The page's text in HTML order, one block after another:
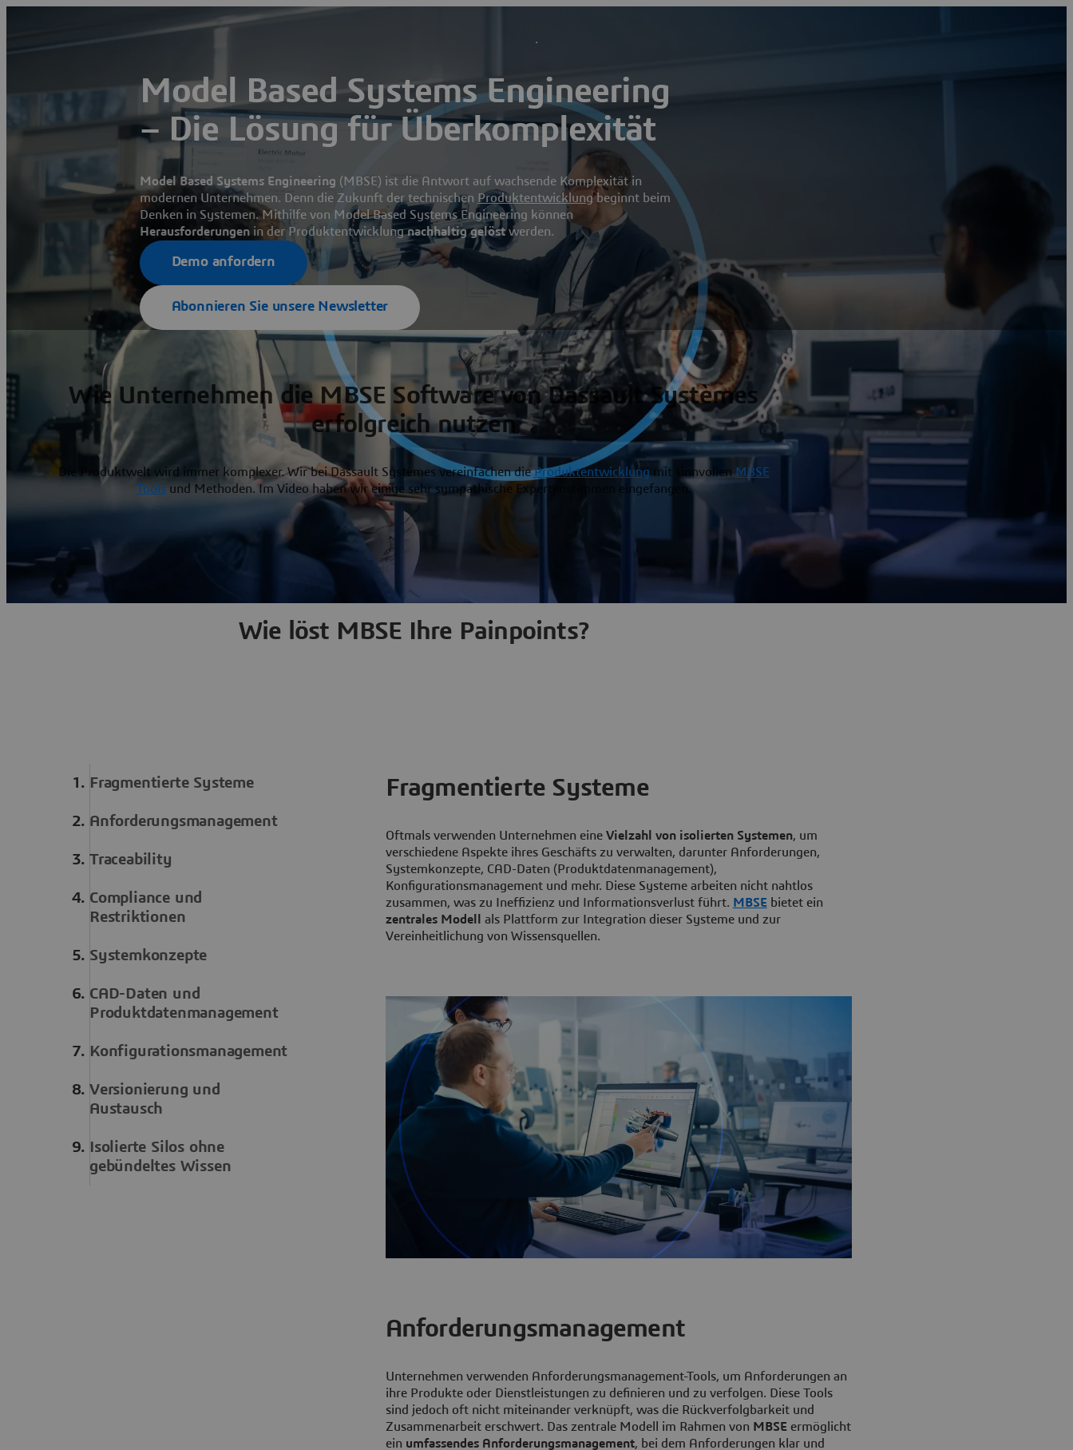
Model Based Systems Engineering
– Die Lösung für Überkomplexität
Model Based Systems Engineering (MBSE) ist die Antwort auf wachsende Komplexität in
modernen Unternehmen. Denn die Zukunft der technischen Produktentwicklungbeginnt beim
Denken in Systemen. Mithilfe von Model Based Systems Engineering können
Herausforderungenin der Produktentwicklungnachhaltig gelöstwerden.
Demo anfordern
Abonnieren Sie unsere Newsletter
Wie Unternehmen die MBSE Software von Dassault Systèmes
erfolgreich nutzen
Die Produktwelt wird immer komplexer. Wir bei Dassault Systèmes vereinfachen dieProduktentwicklung mit sinnvollen
MBSE
Toolsund Methoden. Im Video haben wir einige sehr sympathische Expertenstimmen eingefangen.
Wie löst MBSE Ihre Painpoints?
Fragmentierte Systeme
Anforderungsmanagement
Traceability
Compliance und
Restriktionen
Systemkonzepte
CAD-Daten und
Produktdatenmanagement
Konfigurationsmanagement
Versionierung und
Austausch
Isolierte Silos ohne
gebündeltes Wissen
Fragmentierte Systeme
Oftmals verwenden Unternehmen eine Vielzahl von isolierten Systemen, um
verschiedene Aspekte ihres Geschäfts zu verwalten, darunter Anforderungen,
Systemkonzepte, CAD-Daten (Produktdatenmanagement),
Konfigurationsmanagement und mehr. Diese Systeme arbeiten nicht nahtlos
zusammen, was zu Ineffizienz und Informationsverlust führt. MBSEbietet ein
zentrales Modell
als Plattform zur Integration dieser Systeme und zur
Vereinheitlichung von Wissensquellen.
Anforderungsmanagement
Unternehmen verwenden Anforderungsmanagement-Tools, um Anforderungen an
ihre Produkte oder Dienstleistungen zu definieren und zu verfolgen. Diese Tools
sind jedoch oft nicht miteinander verknüpft, was die Rückverfolgbarkeit und
Zusammenarbeit erschwert. Das zentrale Modell im Rahmen von MBSE ermöglicht
ein umfassendes Anforderungsmanagement, bei dem Anforderungen klar und